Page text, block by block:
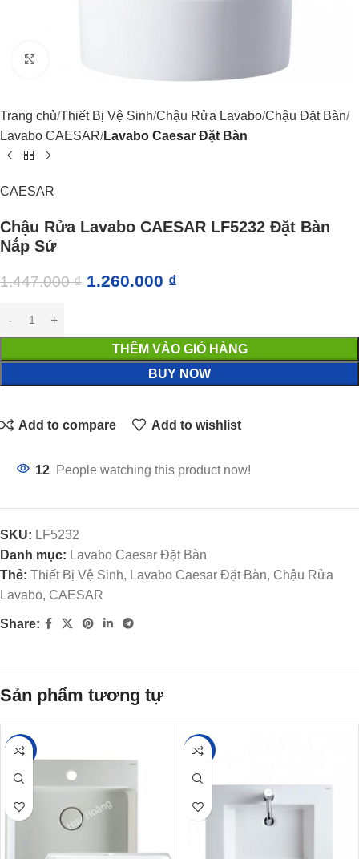
Trang chủ Thiết Bị Vệ Sinh Chậu Rửa Lavabo Chậu Đặt Bàn
Lavabo CAESAR Lavabo Caesar Đặt Bàn
CAESAR
Chậu Rửa Lavabo CAESAR LF5232 Đặt Bàn
Nắp Sứ
1.447.000₫ 1.260.000 ₫
THÊM VÀO GIỎ HÀNG
BUY NOW
Add to compare Add to wishlist
12 People watching this product now!
SKU: LF5232
Danh mục: Lavabo Caesar Đặt Bàn
Thẻ: Thiết Bị Vệ Sinh, Lavabo Caesar Đặt Bàn, Chậu Rửa
Lavabo, CAESAR
Share:
Sản phẩm tương tự
-13% -13%